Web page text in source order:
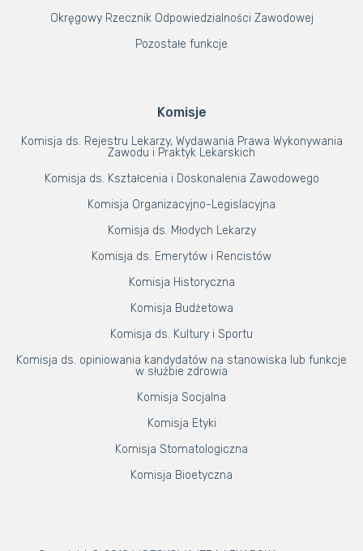
Okręgowy Rzecznik Odpowiedzialności Zawodowej
Pozostałe funkcje
Komisje
Komisja ds. Rejestru Lekarzy, Wydawania Prawa Wykonywania
Zawodu i Praktyk Lekarskich
Komisja ds. Kształcenia i Doskonalenia Zawodowego
Komisja Organizacyjno-Legislacyjna
Komisja ds. Młodych Lekarzy
Komisja ds. Emerytów i Rencistów
Komisja Historyczna
Komisja Budżetowa
Komisja ds. Kultury i Sportu
Komisja ds. opiniowania kandydatów na stanowiska lub funkcje
w służbie zdrowia
Komisja Socjalna
Komisja Etyki
Komisja Stomatologiczna
Komisja Bioetyczna